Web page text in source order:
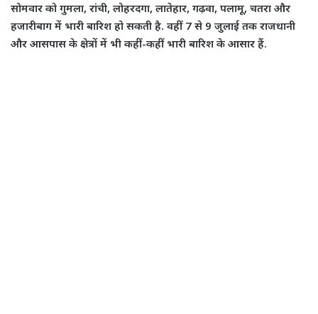
सोमवार को गुमला, रांची, लोहरदगा, लातेहार, गढ़वा, पलामू, चतरा और
हजारीबाग में भारी बारिश हो सकती है. वहीं 7 से 9 जुलाई तक राजधानी
और आसपास के क्षेत्रों में भी कहीं-कहीं भारी बारिश के आसार हैं.